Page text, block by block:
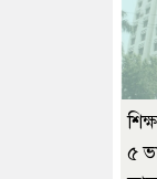
৫